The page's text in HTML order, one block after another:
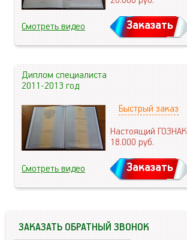
Смотреть видео Заказать
Диплом специалиста
2011-2013 год
Быстрый заказ
Настоящий ГОЗНАК
18.000руб.
Смотреть видео Заказать
ЗАКАЗАТЬ ОБРАТНЫЙ ЗВОНОК